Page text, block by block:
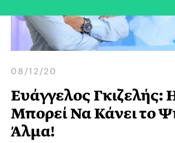
08/12/20
Ευάγγελος Γκιζελής:
Μπορεί Να Κάνει το
Άλμα!